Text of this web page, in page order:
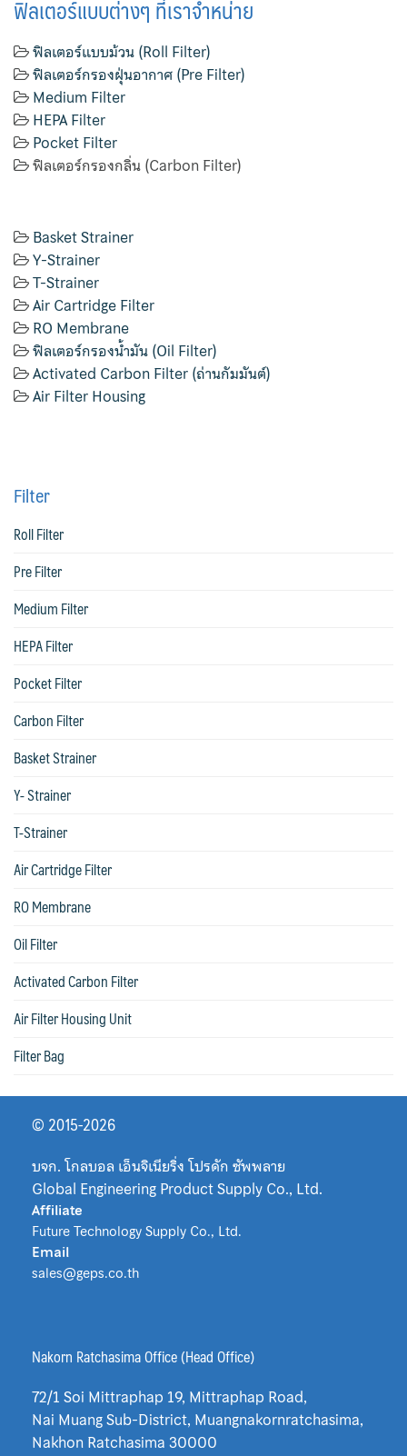
ฟิลเตอร์แบบต่างๆ ที่เราจำหน่าย
ฟิลเตอร์แบบม้วน (Roll Filter)
ฟิลเตอร์กรองฝุ่นอากาศ (Pre Filter)
Medium Filter
HEPA Filter
Pocket Filter
ฟิลเตอร์กรองกลิ่น (Carbon Filter)
Basket Strainer
Y-Strainer
T-Strainer
Air Cartridge Filter
RO Membrane
ฟิลเตอร์กรองน้ำมัน (Oil Filter)
Activated Carbon Filter (ถ่านกัมมันต์)
Air Filter Housing
Filter
Roll Filter
Pre Filter
Medium Filter
HEPA Filter
Pocket Filter
Carbon Filter
Basket Strainer
Y- Strainer
T-Strainer
Air Cartridge Filter
RO Membrane
Oil Filter
Activated Carbon Filter
Air Filter Housing Unit
Filter Bag
© 2015-2026
บจก. โกลบอล เอ็นจิเนียริ่ง โปรดัก ซัพพลาย
Global Engineering Product Supply Co., Ltd.
Affiliate
Future Technology Supply Co., Ltd.
Email
sales@geps.co.th
Nakorn Ratchasima Office (Head Office)
72/1 Soi Mittraphap 19, Mittraphap Road,
Nai Muang Sub-District, Muangnakornratchasima,
Nakhon Ratchasima 30000